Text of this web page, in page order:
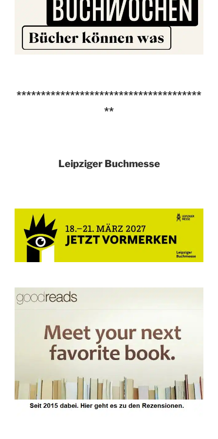
**************************************
**
Leipziger Buchmesse